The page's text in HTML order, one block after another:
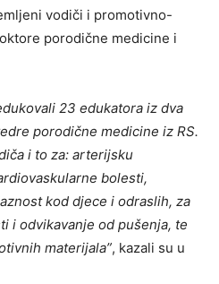
vodiči i promotivno-
porodične medicine i
23 edukatora iz dva
porodične medicine iz RS.
i to za: arterijsku
bolesti,
kod djece i odraslih, za
i odvikavanje od pušenja, te
materijala”, kazali su u